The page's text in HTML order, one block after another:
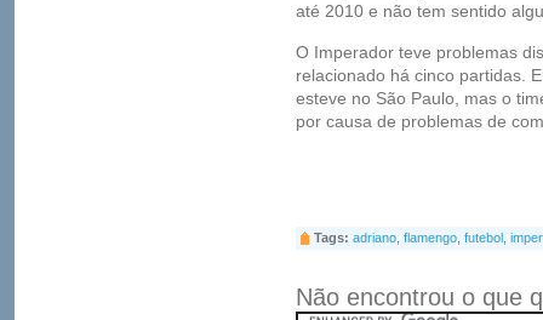
até 2010 e não tem sentido
O Imperador teve problemas
relacionado há cinco partidas.
esteve no São Paulo, mas o
por causa de problemas de
Tags: adriano flamengo futebol
Não encontrou o que